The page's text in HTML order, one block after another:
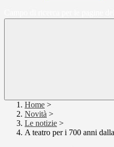
Home >
Novità >
Le notizie >
A teatro per i 700 anni